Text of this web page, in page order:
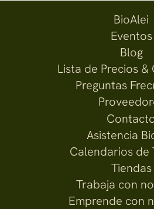
BioAlei
Eventos
Blog
Lista de Precios
Preguntas
Asistencia
Calendarios de
Tiendas
Trabaja con
Emprende con